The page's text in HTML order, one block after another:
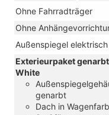
Ohne Fahrradträger
Ohne
Außenspiegel
Exterieurpaket
White
genarbt
Dach in